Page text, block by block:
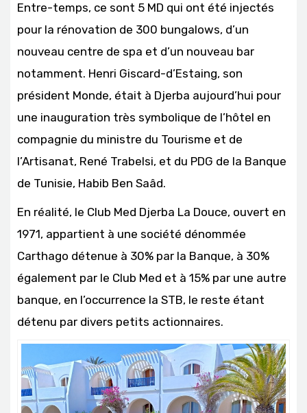
Entre-temps, ce sont 5 MD qui ont été injectés
pour la rénovation de 300 bungalows, d’un
nouveau centre de spa et d’un nouveau bar
notamment. Henri Giscard-d’Estaing, son
président Monde, était à Djerba aujourd’hui pour
une inauguration très symbolique de l’hôtel en
compagnie du ministre du Tourisme et de
l’Artisanat, René Trabelsi, et du PDG de la Banque
de Tunisie, Habib Ben Saâd.
En réalité, le Club Med Djerba La Douce, ouvert en
1971, appartient à une société dénommée
Carthago détenue à 30% par la Banque, à 30%
également par le Club Med et à 15% par une autre
banque, en l’occurrence la STB, le reste étant
détenu par divers petits actionnaires.